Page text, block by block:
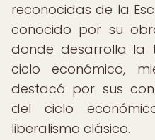
reconocidas de la
conocido por su
donde desarrolla la
ciclo económico,
destacó por sus
del ciclo
liberalismo clásico.